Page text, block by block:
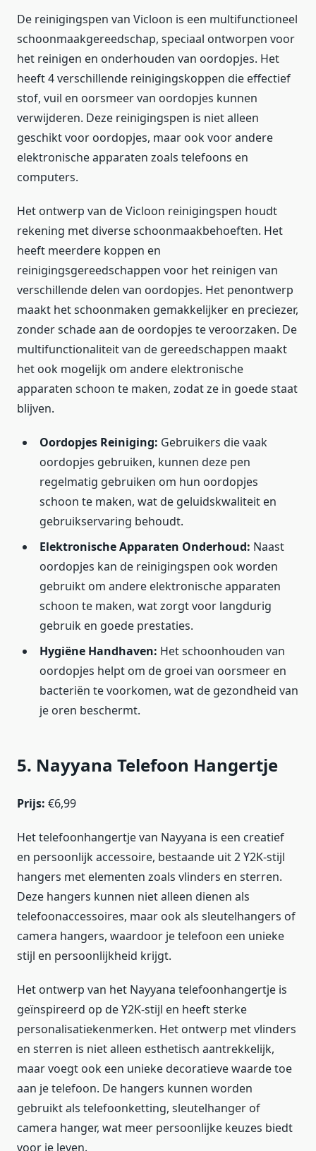
De reinigingspen van Vicloon is een multifunctioneel
schoonmaakgereedschap, speciaal ontworpen voor
het reinigen en onderhouden van oordopjes. Het
heeft 4 verschillende reinigingskoppen die effectief
stof, vuil en oorsmeer van oordopjes kunnen
verwijderen. Deze reinigingspen is niet alleen
geschikt voor oordopjes, maar ook voor andere
elektronische apparaten zoals telefoons en
computers.
Het ontwerp van de Vicloon reinigingspen houdt
rekening met diverse schoonmaakbehoeften. Het
heeft meerdere koppen en
reinigingsgereedschappen voor het reinigen van
verschillende delen van oordopjes. Het penontwerp
maakt het schoonmaken gemakkelijker en preciezer,
zonder schade aan de oordopjes te veroorzaken. De
multifunctionaliteit van de gereedschappen maakt
het ook mogelijk om andere elektronische
apparaten schoon te maken, zodat ze in goede staat
blijven.
Oordopjes Reiniging: Gebruikers die vaak
oordopjes gebruiken, kunnen deze pen
regelmatig gebruiken om hun oordopjes
schoon te maken, wat de geluidskwaliteit en
gebruikservaring behoudt.
Elektronische Apparaten Onderhoud: Naast
oordopjes kan de reinigingspen ook worden
gebruikt om andere elektronische apparaten
schoon te maken, wat zorgt voor langdurig
gebruik en goede prestaties.
Hygiëne Handhaven: Het schoonhouden van
oordopjes helpt om de groei van oorsmeer en
bacteriën te voorkomen, wat de gezondheid van
je oren beschermt.
5. Nayyana Telefoon Hangertje
Prijs: €6,99
Het telefoonhangertje van Nayyana is een creatief
en persoonlijk accessoire, bestaande uit 2 Y2K-stijl
hangers met elementen zoals vlinders en sterren.
Deze hangers kunnen niet alleen dienen als
telefoonaccessoires, maar ook als sleutelhangers of
camera hangers, waardoor je telefoon een unieke
stijl en persoonlijkheid krijgt.
Het ontwerp van het Nayyana telefoonhangertje is
geïnspireerd op de Y2K-stijl en heeft sterke
personalisatiekenmerken. Het ontwerp met vlinders
en sterren is niet alleen esthetisch aantrekkelijk,
maar voegt ook een unieke decoratieve waarde toe
aan je telefoon. De hangers kunnen worden
gebruikt als telefoonketting, sleutelhanger of
camera hanger, wat meer persoonlijke keuzes biedt
voor je leven.